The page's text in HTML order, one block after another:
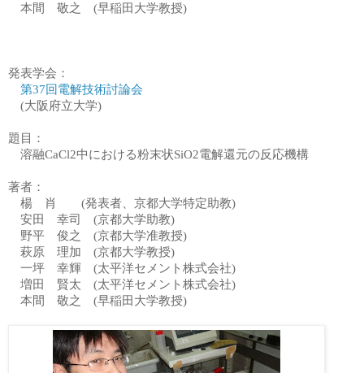
本間 敬之 (早稲田大学教授)
発表学会：
第37回電解技術討論会
(大阪府立大学)
題目：
溶融CaCl2中における粉末状SiO2電解還元の反応機構
著者：
楊
肖 (発表者、京都大学特定助教)
安田 幸司 (京都大学助教)
野平 俊之 (京都大学准教授)
萩原 理加 (京都大学教授)
一坪 幸輝 (太平洋セメント株式会社)
増田 賢太 (太平洋セメント株式会社)
本間 敬之 (早稲田大学教授)